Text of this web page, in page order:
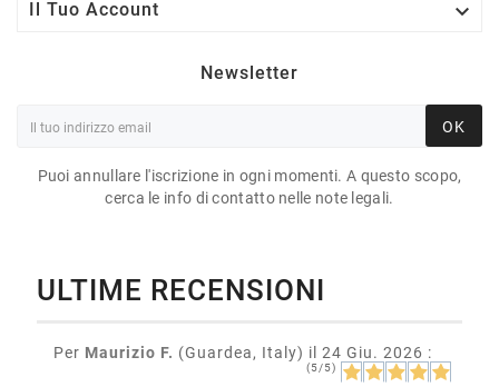
Il Tuo Account 
Newsletter
OK
Puoi annullare l'iscrizione in ogni momenti. A questo scopo,
cerca le info di contatto nelle note legali.
ULTIME RECENSIONI
Per Maurizio F. (Guardea, Italy) il 24 Giu. 2026 :
(5/5)